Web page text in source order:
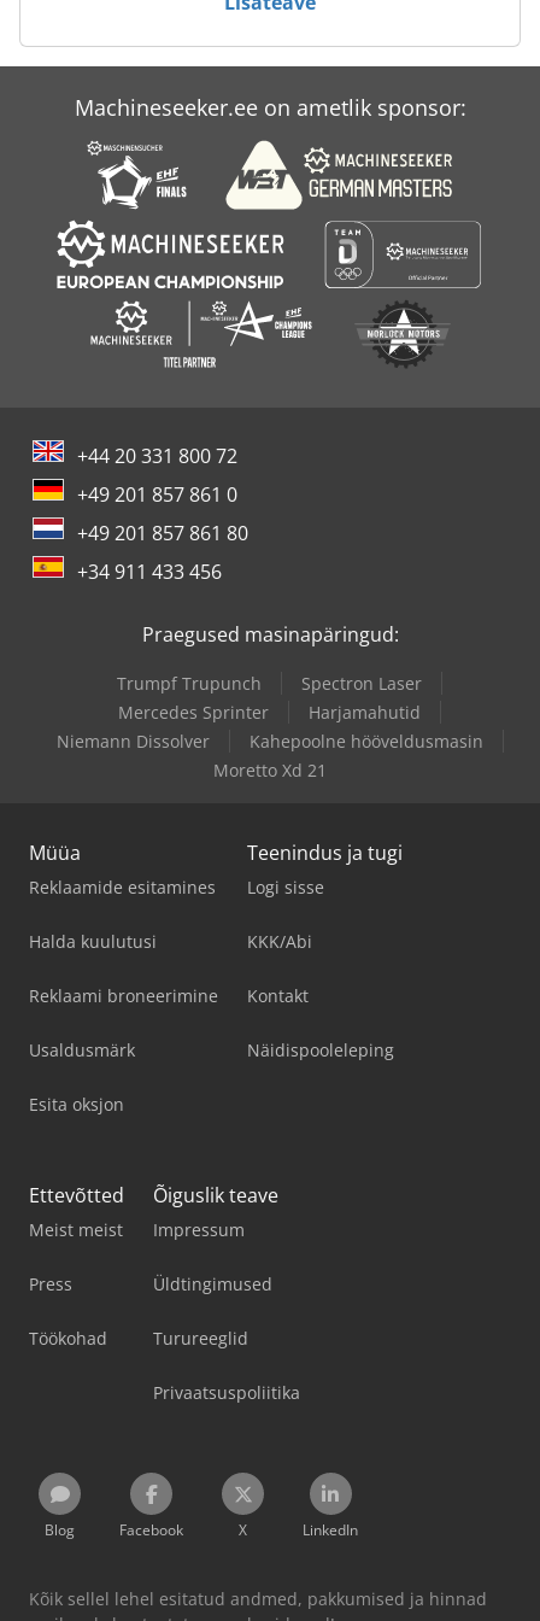
Bomag Bw 90
Bomag Bw 90 Ad
Bomag Bw 90 Ad 2
Machineseeker.ee on ametlik sponsor:
+44 20 331 800 72
+49 201 857 861 0
+49 201 857 861 80
+34 911 433 456
Praegused masinapäringud:
Trumpf Trupunch
Spectron Laser
Mercedes Sprinter
Harjamahutid
Niemann Dissolver
Kahepoolne hööveldusmasin
Moretto Xd 21
Müüa
Reklaamide esitamines
Halda kuulutusi
Reklaami broneerimine
Usaldusmärk
Esita oksjon
Teenindus ja tugi
Logi sisse
KKK/Abi
Kontakt
Näidispooleleping
Ettevõtted
Meist meist
Press
Töökohad
Õiguslik teave
Impressum
Üldtingimused
Turureeglid
Privaatsuspoliitika
Blog Facebook X LinkedIn
Kõik sellel lehel esitatud andmed, pakkumised ja hinnad